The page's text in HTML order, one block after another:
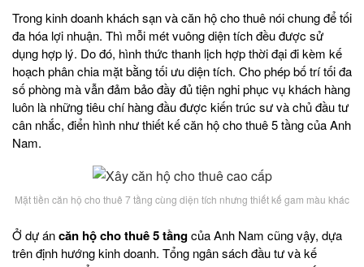
Trong kinh doanh khách sạn và căn hộ cho thuê nói chung để tối
đa hóa lợi nhuận. Thì mỗi mét vuông diện tích đều được sử
dụng hợp lý. Do đó, hình thức thanh lịch hợp thời đại đi kèm kế
hoạch phân chia mặt bằng tối ưu diện tích. Cho phép bố trí tối đa
số phòng mà vẫn đảm bảo đầy đủ tiện nghi phục vụ khách hàng
luôn là những tiêu chí hàng đầu được kiến trúc sư và chủ đầu tư
cân nhắc, điển hình như thiết kế căn hộ cho thuê 5 tầng của Anh
Nam.
Mặt tiền căn hộ cho thuê 7 tầng cùng diện tích nhưng thiết kế gam màu khác
Ở dự áncăn hộ cho thuê 5 tầngcủa Anh Nam cũng vậy, dựa
trên định hướng kinh doanh. Tổng ngân sách đầu tư và kế